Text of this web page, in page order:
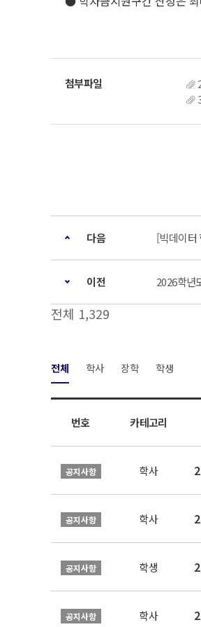
다음 [빅데이터
이전 2026학
전체 1,329
전체 학사 장학 학생
번호 카테고리
공지사항 학사
공지사항 학사
공지사항 학생
공지사항 학사